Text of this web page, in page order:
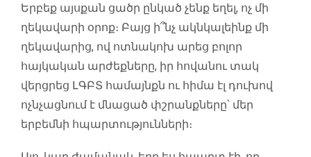
Երբեք այսքան ցածր ընկած չենք եղել, ոչ մի
ղեկավարի օրոք։ Բայց ի՞նչ ակնկալեինք մի
ղեկավարից, ով ոտնակոխ արեց բոլոր
հայկական արժեքները, իր հովանու տակ
վերցրեց ԼԳԲՏ համայնքն ու հիմա էլ դուխով
ոչնչացնում է մնացած փշրանքները՝ մեր
երբեմնի հպարտությունների։